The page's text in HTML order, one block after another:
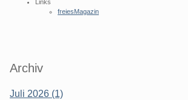
Links
freiesMagazin
Archiv
Juli 2026 (1)